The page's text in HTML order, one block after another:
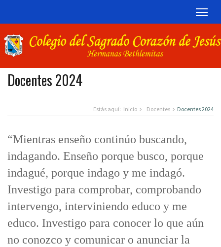
Docentes 2024
Estás aquí: Inicio Docentes Docentes 2024
“Mientras enseño continúo buscando,
indagando. Enseño porque busco, porque
indagué, porque indago y me indagó.
Investigo para comprobar, comprobando
intervengo, interviniendo educo y me
educo. Investigo para conocer lo que aún
no conozco y comunicar o anunciar la